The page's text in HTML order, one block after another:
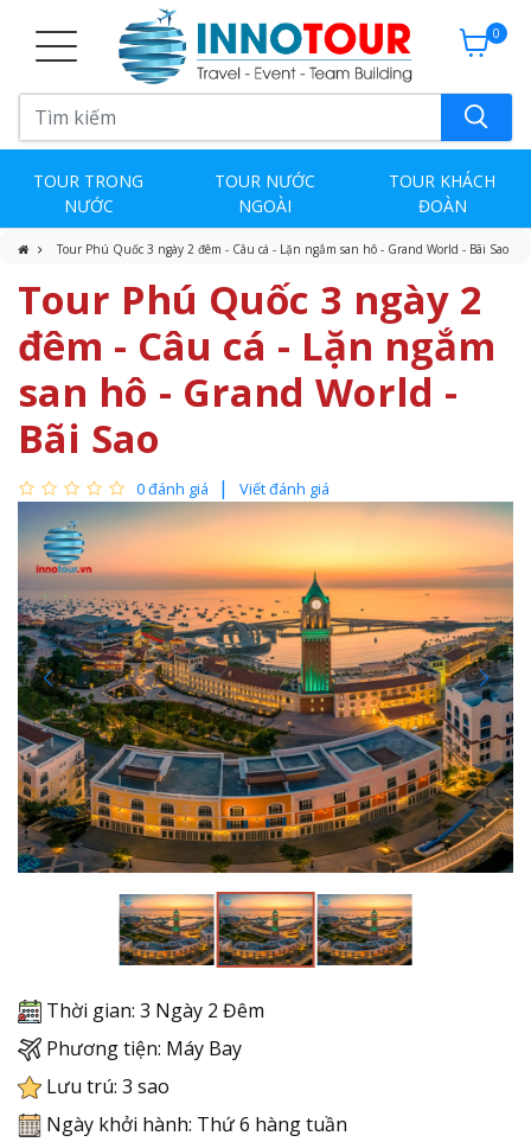
0
TOUR TRONG
NƯỚC
TOUR NƯỚC
NGOÀI
TOUR KHÁCH
ĐOÀN
Tour Phú Quốc 3 ngày 2 đêm - Câu cá - Lặn ngắm san hô - Grand World - Bãi Sao
Tour Phú Quốc 3 ngày 2
đêm - Câu cá - Lặn ngắm
san hô - Grand World -
Bãi Sao
0 đánh giá Viết đánh giá
Thời gian: 3 Ngày 2 Đêm
Phương tiện: Máy Bay
Lưu trú: 3 sao
Ngày khởi hành: Thứ 6 hàng tuần